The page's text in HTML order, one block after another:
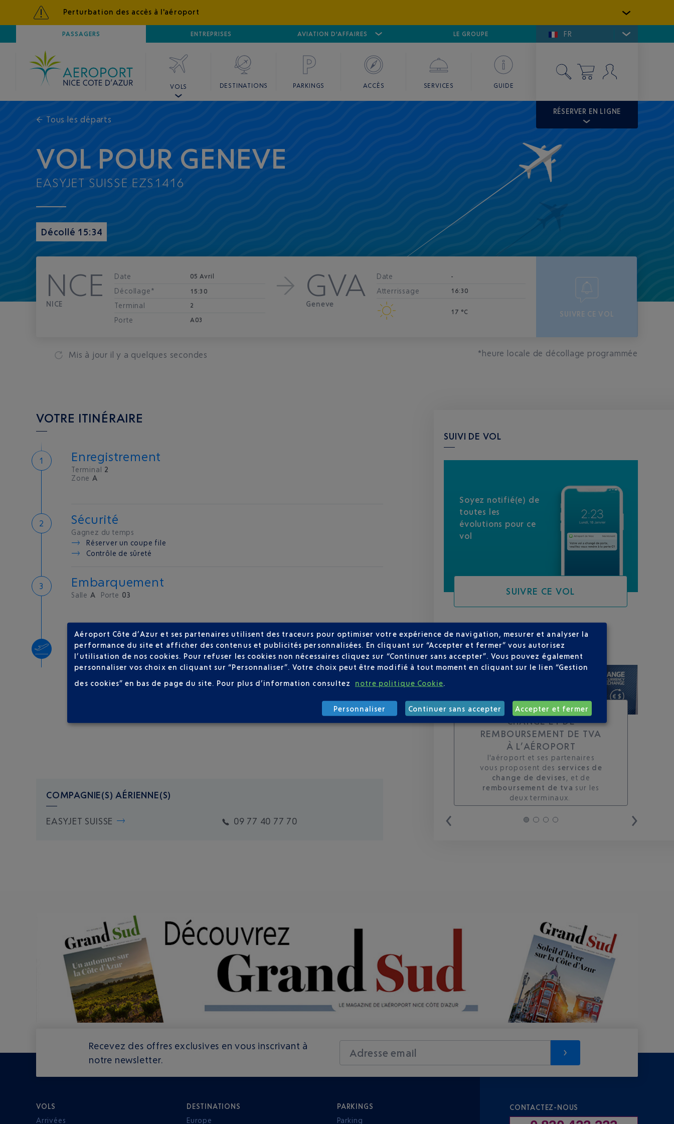
Perturbation des accès à l'aéroport
PASSAGERS ENTREPRISES AVIATION D'AFFAIRES
AÉROPORTNICE CÔTE D'AZUR AÉROPORT CANNES MANDELIEU GOLFE DE SAINT-TROPEZ
LE GROUPE FR
VOLS DESTINATIONS PARKINGS ACCÈS SERVICES GUIDE
RÉSERVER EN LIGNE
← Tous les départs
VOL POUR GENEVE
EASYJET SUISSE EZS1416
Décollé 15:34
NCE
NICE
Date 05 Avril
Décollage* 15:30
Terminal 2
Porte A03
GVA
Geneve
Date -
Atterrissage 16:30
17 °C SUIVRE CE VOL
Mis à jour il y a quelques secondes *heure locale de décollage programmée
VOTRE ITINÉRAIRE
Enregistrement
Terminal 2
Zone A
Sécurité
Gagnez du temps
Réserver un coupe file
Contrôle de sûreté
Embarquement
Salle A Porte 03
Décollage
Type d'appareil : A320
COMPAGNIE(S) AÉRIENNE(S)
EASYJET SUISSE 09 77 40 77 70
SUIVI DE VOL
Soyez notifié(e) de
toutes les
évolutions pour ce
vol
SUIVRE CE VOL
SUR VOTRE PARCOURS
TOUS LES SERVICES DE
CHANGE ET DE
REMBOURSEMENT DE TVA
À L’AÉROPORT
l'aéroport et ses partenaires
vous proposent des services de
change de devises , et de
remboursement de tva sur les
deux terminaux. ​
Recevez des offres exclusives en vous inscrivant à
notre newsletter.
Adresse email
VOLS
Arrivées
DESTINATIONS
Europe
PARKINGS
Parking
CONTACTEZ-NOUS
Aéroport Côte d’Azur et ses partenaires utilisent des traceurs pour optimiser votre expérience de navigation, mesurer et analyser la
performance du site et afficher des contenus et publicités personnalisées. En cliquant sur “Accepter et fermer” vous autorisez
l’utilisation de nos cookies. Pour refuser les cookies non nécessaires cliquez sur “Continuer sans accepter”. Vous pouvez également
personnaliser vos choix en cliquant sur “Personnaliser”. Votre choix peut être modifié à tout moment en cliquant sur le lien “Gestion
des cookies” en bas de page du site. Pour plus d’information consultez notre politique Cookie.
Personnaliser Continuer sans accepter Accepter et fermer